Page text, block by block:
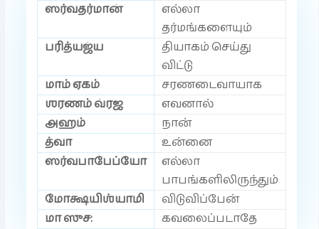
ஸர்வதர்மான்
எல்லா
தர்மங்களையும்
பரித்யஜ்ய
தியாகம் செய்து
விட்டு
மாம் ஏகம்
சரணடைவாயாக
ஶரணம் வ்ரஜ
எவனால்
அஹம்
நான்
த்வா
உன்னை
ஸர்வபாபேப்யோ
எல்லா
பாபங்களிலிருந்தும்
மோக்ஷயிஶ்யாமி
விடுவிப்பேன்
மா ஸுச:
கவலைப்படாதே